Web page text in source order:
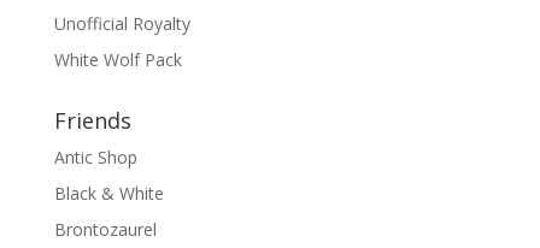
Unofficial Royalty
White Wolf Pack
Friends
Antic Shop
Black & White
Brontozaurel